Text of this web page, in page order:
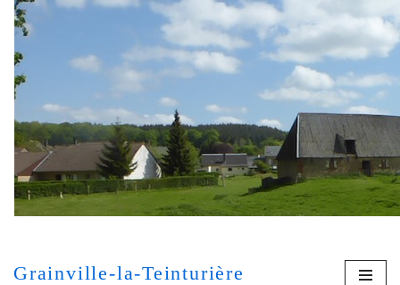
Aller
au
contenu
Grainville-la-Teinturière